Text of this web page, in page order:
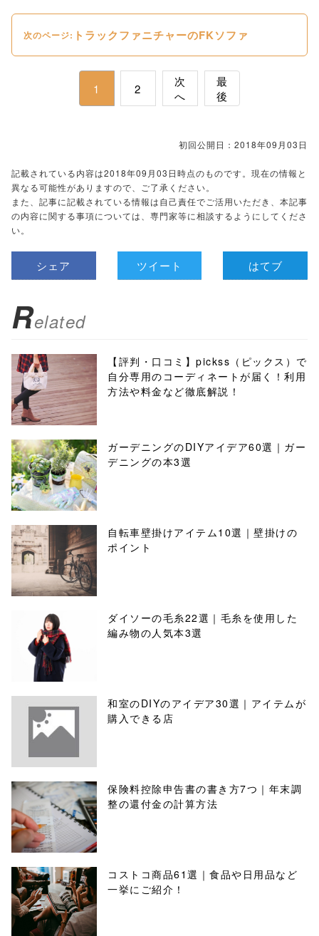
次のページ: トラックファニチャーのFKソファ
1 2
次
へ
最
後
初回公開日：2018年09月03日
記載されている内容は2018年09月03日時点のものです。現在の情報と
異なる可能性がありますので、ご了承ください。
また、記事に記載されている情報は自己責任でご活用いただき、本記事
の内容に関する事項については、専門家等に相談するようにしてくださ
い。
シェア ツイート はてブ
Related
【評判・口コミ】pickss（ピックス）で
自分専用のコーディネートが届く！利用
方法や料金など徹底解説！
ガーデニングのDIYアイデア60選｜ガー
デニングの本3選
自転車壁掛けアイテム10選｜壁掛けの
ポイント
ダイソーの毛糸22選｜毛糸を使用した
編み物の人気本3選
和室のDIYのアイデア30選｜アイテムが
購入できる店
保険料控除申告書の書き方7つ｜年末調
整の還付金の計算方法
コストコ商品61選｜食品や日用品など
一挙にご紹介！